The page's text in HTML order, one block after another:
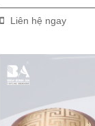
Liên hệ ngay